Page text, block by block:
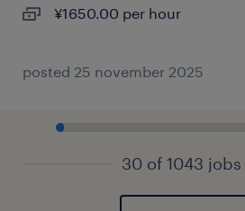
¥1650.00 per hour
posted 25 november 2025
30 of 1043 jobs